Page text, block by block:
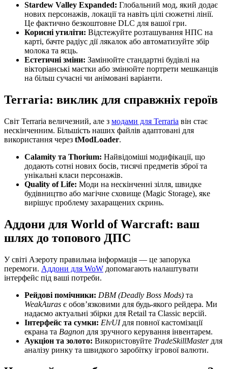
Stardew Valley Expanded: Глобальний мод, який додає
нових персонажів, локації та навіть цілі сюжетні лінії.
Це фактично безкоштовне DLC для вашої гри.
Корисні утиліти: Відстежуйте розташування НПС на
карті, бачте радіус дії лякалок або автоматизуйте збір
молока та яєць.
Естетичні зміни: Замінюйте стандартні будівлі на
вікторіанські маєтки або змінюйте портрети мешканців
на більш сучасні чи анімовані варіанти.
Terraria: виклик для справжніх героїв
Світ Terraria величезний, але з модами для Terraria він стає
нескінченним. Більшість наших файлів адаптовані для
використання через tModLoader.
Calamity та Thorium: Найвідоміші модифікації, що
додають сотні нових босів, тисячі предметів зброї та
унікальні класи персонажів.
Quality of Life: Моди на нескінченні зілля, швидке
будівництво або магічне сховище (Magic Storage), яке
вирішує проблему захаращених скринь.
Аддони для World of Warcraft: ваш
шлях до топового ДПС
У світі Азероту правильна інформація — це запорука
перемоги. Аддони для WoW допомагають налаштувати
інтерфейс під ваші потреби.
Рейдові помічники: DBM (Deadly Boss Mods) та
WeakAuras є обов’язковими для будь-якого рейдера. Ми
надаємо актуальні збірки для Retail та Classic версій.
Інтерфейс та сумки: ElvUIдля повної кастомізації
екрана та Bagnon для зручного керування інвентарем.
Аукціон та золото: Використовуйте TradeSkillMasterдля
аналізу ринку та швидкого заробітку ігрової валюти.